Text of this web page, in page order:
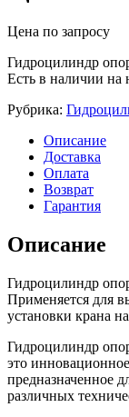
Цена по запросу
Гидроцилиндр
Есть в наличии на
Рубрика:
Описание
Доставка
Оплата
Возврат
Гарантия
Описание
Гидроцилиндр
Применяется для
установки крана
Гидроцилиндр
это
предназначенное
различных